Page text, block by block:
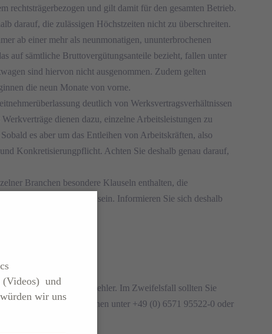
rechtsträgerbezogen und gilt damit für den gesamten Betrieb.
darauf, die zulässigen Höchstzeiten nicht zu überschreiten.
ab einer mehr als neunmonatigen, ununterbrochenen
auf sämtliche Bruttovergütungsanteile bezieht, fallen unter
sind hiervon nicht ausgenommen. Zudem gelten
die neun Monate von vorne.
deutlich von Werksvertragsverhältnissen
dienen dazu, einzelne Arbeitsleistungen zu
es aber um das Entleihen von Arbeitskräften, also
Konkretisierungpflicht. Achten Sie deshalb genau darauf,
Branchen besondere Klauseln enthalten, die
davon betroffen sein. Informieren Sie sich deshalb
wenig Spielraum für Fehler. Im Zweifelsfall sollten Sie
Mitarbeiter stehen Ihnen unter +49 (0) 6571 95522-0 oder
(Videos) und
wir uns